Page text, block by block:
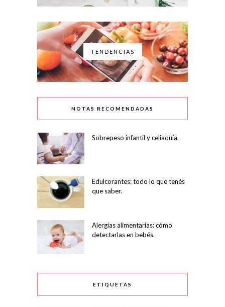
TENDENCIAS
NOTAS RECOMENDADAS
Sobrepeso infantil y celiaquía.
Edulcorantes: todo lo que tenés
que saber.
Alergias alimentarias: cómo
detectarlas en bebés.
ETIQUETAS